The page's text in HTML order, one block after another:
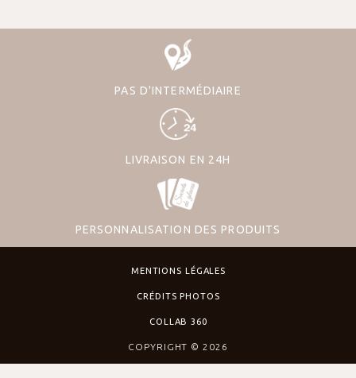
PAS D'INTERMÉDIAIRE
LIVRAISON EN 24H
PERSONNALISATION DES PRODUITS
MENTIONS LÉGALES
CRÉDITS PHOTOS
COLLAB 360
COPYRIGHT © 2026